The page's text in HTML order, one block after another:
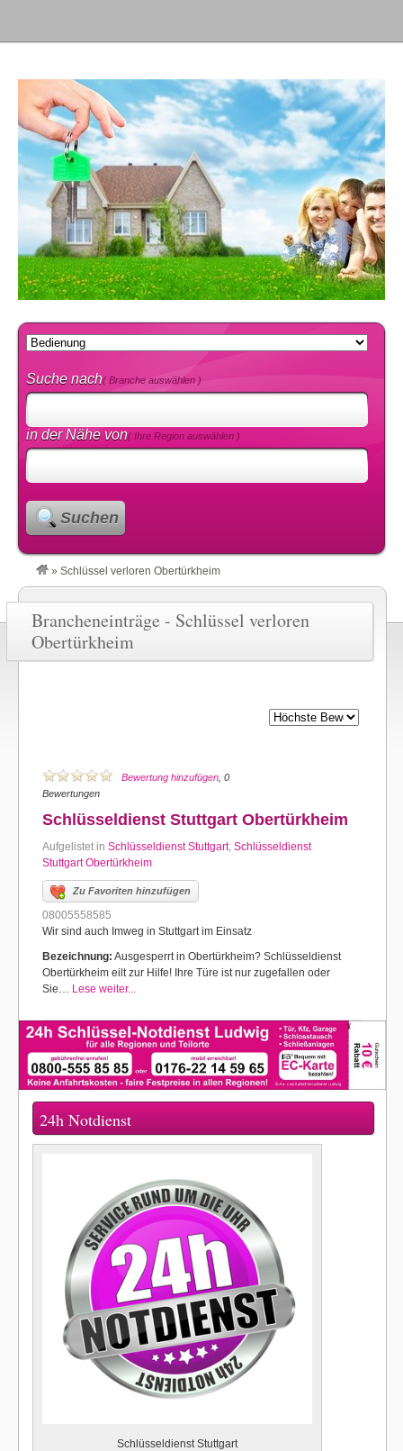
Suche nach( Branche auswählen )
in der Nähe von( Ihre Region auswählen )
Suchen
» Schlüssel verloren Obertürkheim
Brancheneinträge - Schlüssel verloren
Obertürkheim
Bewertung hinzufügen , 0
Bewertungen
Schlüsseldienst Stuttgart Obertürkheim
Aufgelistet in Schlüsseldienst Stuttgart, Schlüsseldienst
Stuttgart Obertürkheim
Zu Favoriten hinzufügen
08005558585
Wir sind auch Imweg in Stuttgart im Einsatz
Bezeichnung: Ausgesperrt in Obertürkheim? Schlüsseldienst
Obertürkheim eilt zur Hilfe! Ihre Türe ist nur zugefallen oder
Sie… Lese weiter...
24h Notdienst
Schlüsseldienst Stuttgart